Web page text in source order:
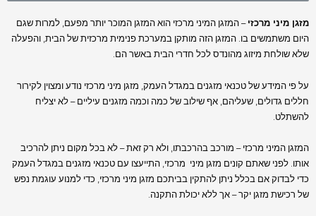
מזגן מיני מרכזי – המזגן המיני מרכזי הוא המזגן המוכר יותר מפעם, למרות שגם
היום משתמשים בו. המזגן הזה מותקן במערכת פנימית מרכזית של הבית, והפעלה
שלא שולחת מיזוג מהונדס לכל חדרי הבית באשר הם.
על פי המידע של טכנאי מזגנים במגדל העמק, מזגן מיני מרכזי נודע ומצוין לקירור
חללים גדולים, שעליהם, אף שילוב של כמה וכמה מזגנים עיליים – לא יצליח
להשתלט.
המזגן המיני מרכזי – מורכב בהרכבתו, ולא רק זאת – לא בכל מקום ניתן להרכיב
אותו. לפני שאתם קונים מזגן מיני מרכזי, התייעצו עם טכנאי מזגנים במגדל העמק
כדי לבדוק אם בכלל ניתן להתקין בביתכם מזגן מיני מרכזי, כדי למנוע עוגמת נפש
של רכישת מזגן יקר – אך ללא יכולת התקנה.